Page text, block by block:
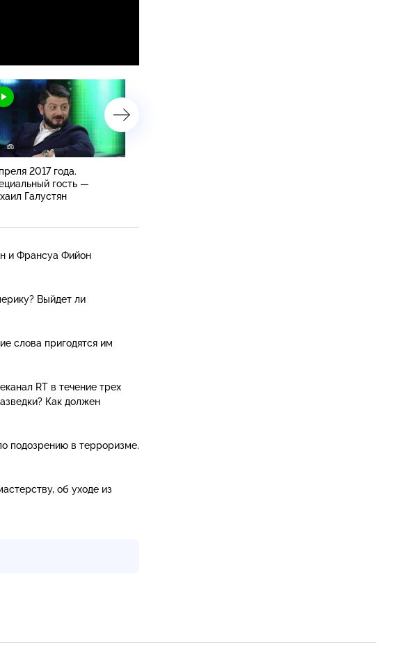
2017 года.
гость —
Галустян
и Франсуа Фийон
Выйдет ли
слова пригодятся им
RT в течение трех
Как должен
подозрению в терроризме.
об уходе из